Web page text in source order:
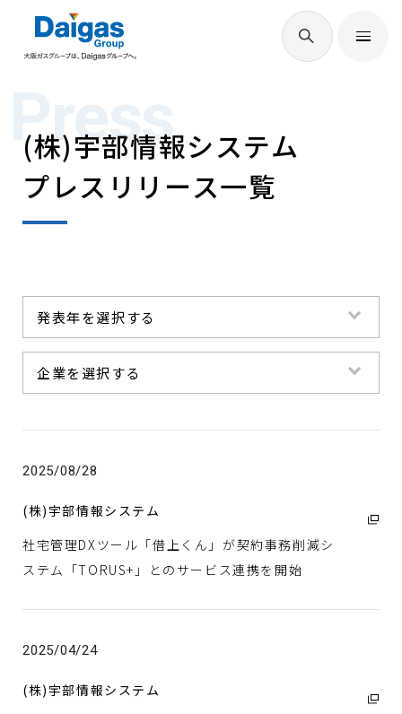
EN / JP
Daigas STUDIO
技術開発
サステナビリティ
IR情報
プレスリリース
(株)宇部情報システム
プレスリリース一覧
Press
発表年を選択する
すべて
2026年
2023年
2022年
2020年
企業を選択する
(株)CDエナジーダイレクト
グローバルベイス(株)
京都リサーチパーク(株)
名張近鉄ガス(株)
2025/08/28
(株)宇部情報システム
社宅管理DXツール「借上くん」が契約事務削減シ
ステム「TORUS+」とのサービス連携を開始
2025/04/24
(株)宇部情報システム